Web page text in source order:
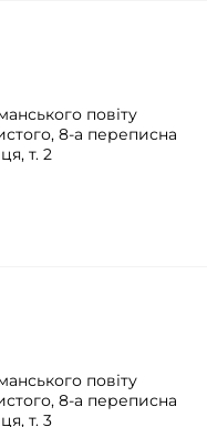
повіту
8-а переписна
т. 2
повіту
8-а переписна
т. 3